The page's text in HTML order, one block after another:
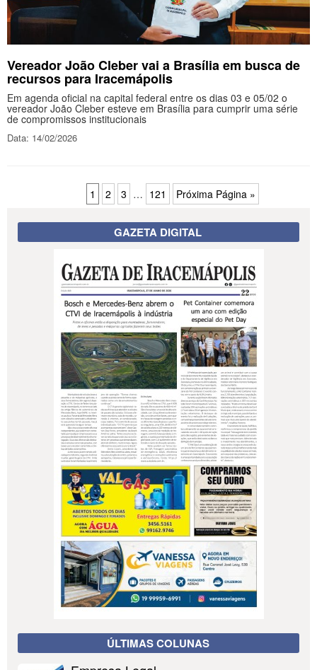
Vereador João Cleber vai a Brasília em busca de
recursos para Iracemápolis
Em agenda oficial na capital federal entre os dias 03 e 05/02 o
vereador João Cleber esteve em Brasília para cumprir uma série
de compromissos institucionais
Data: 14/02/2026
1 2 3 … 121 Próxima Página »
GAZETA DIGITAL
ÚLTIMAS COLUNAS